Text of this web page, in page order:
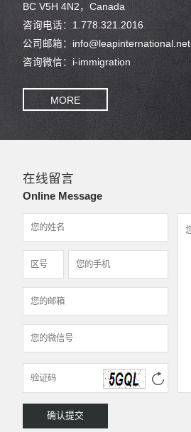
BC V5H 4N2，Canada
咨询电话：1.778.321.2016
公司邮箱：info@leapinternational.net
咨询微信：i-immigration
MORE
在线留言
Online Message